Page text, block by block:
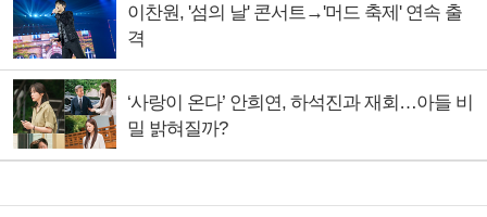
이찬원, '섬의 날' 콘서트→'머드 축제' 연속 출
격
‘사랑이 온다’ 안희연, 하석진과 재회…아들 비
밀 밝혀질까?